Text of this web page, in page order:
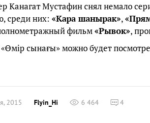
Канагат Мустафин снял немало
среди них: «Кара шанырак»,
фильм«Рывок»,
сынағы» можно будет
2015 Flyin_Hi 6 464 4